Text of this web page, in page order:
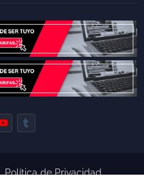
Política de Privacidad